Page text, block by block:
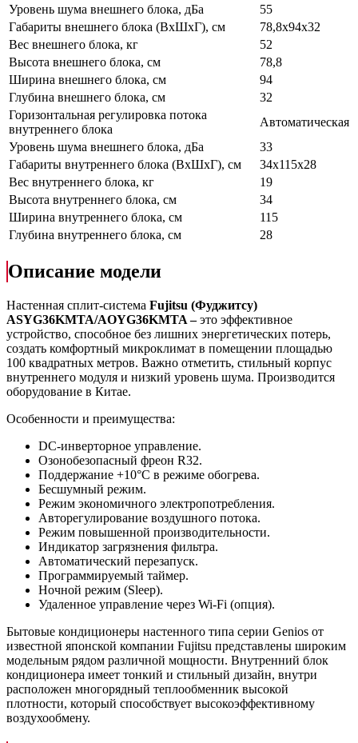
Уровень шума внешнего блока, дБа
55
Габариты внешнего блока (ВхШхГ), см
78,8х94х32
Вес внешнего блока, кг
52
Высота внешнего блока, см
78,8
Ширина внешнего блока, см
94
Глубина внешнего блока, см
32
Горизонтальная регулировка потока
внутреннего блока
Автоматическая
Уровень шума внешнего блока, дБа
33
Габариты внутреннего блока (ВхШхГ), см
34х115х28
Вес внутреннего блока, кг
19
Высота внутреннего блока, см
34
Ширина внутреннего блока, см
115
Глубина внутреннего блока, см
28
Описание модели
Настенная сплит-система Fujitsu (Фуджитсу)
ASYG36KMTA/AOYG36KMTA –это эффективное
устройство, способное без лишних энергетических потерь,
создать комфортный микроклимат в помещении площадью
100 квадратных метров. Важно отметить, стильный корпус
внутреннего модуля и низкий уровень шума. Производится
оборудование в Китае.
Особенности и преимущества:
DC-инверторное управление.
Озонобезопасный фреон R32.
Поддержание +10°С в режиме обогрева.
Бесшумный режим.
Режим экономичного электропотребления.
Авторегулирование воздушного потока.
Режим повышенной производительности.
Индикатор загрязнения фильтра.
Автоматический перезапуск.
Программируемый таймер.
Ночной режим (Sleep).
Удаленное управление через Wi-Fi (опция).
Бытовые кондиционеры настенного типа серии Genios от
известной японской компании Fujitsu представлены широким
модельным рядом различной мощности. Внутренний блок
кондиционера имеет тонкий и стильный дизайн, внутри
расположен многорядный теплообменник высокой
плотности, который способствует высокоэффективному
воздухообмену.